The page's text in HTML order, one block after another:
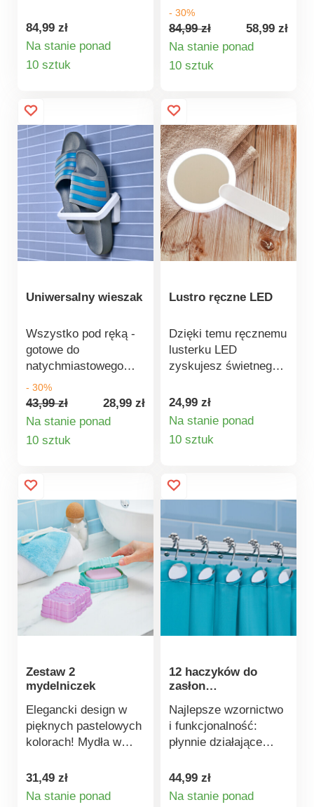
dozuje dokładnie taką
ilość mydła, jaka jest
potrzebna. Oszczędza
mydło, dba o higienę i
dzięki nowoczesnemu
designowi! Działa na 4
bateriach AAA 1,5 V
(brak w zestawie).
Sterowanie
bezdotykowe.
Oszczędność energii.
Java. Prosimy o
uwzględnienie, że ze
względów
produktów
perfum i suplementów
diety.
84,99 zł
Na stanie ponad
10 sztuk
wielkości i
realistyczny! Dzięki
długiemu ogonowi
trzyma rolki papieru
toaletowego.
dekoracyjna - również
na ręczniki papierowe!
- 30%
84,99 zł
58,99 zł
Na stanie ponad
10 sztuk
Uniwersalny wieszak
Wszystko pod ręką -
gotowe do
natychmiastowego
użycia! Niezależnie od
tego, czy jest to
ręcznik kuchenny,
pasek czy kapcie, na
tym praktycznym,
można powiesić
niemal wszystko i
mieć to natychmiast
pod ręką.
- 30%
43,99 zł
28,99 zł
Na stanie ponad
10 sztuk
Lustro ręczne LED
Dzięki temu ręcznemu
lusterku LED
zyskujesz świetnego
pozwala uzyskać
dobry wygląd nawet
tam, gdzie nie ma zbyt
wiele światła. LED.
oszczędność miejsca.
W zestawie: 4 baterie
mAh, 3 V 144010 .
24,99 zł
Na stanie ponad
10 sztuk
Zestaw 2
mydelniczek
Elegancki design w
pięknych pastelowych
kolorach! Mydła w
odpływem pozostają
suche i nie miękną. Z
31,49 zł
Na stanie ponad
12 haczyków do
zasłon
Najlepsze wzornictwo
i funkcjonalność:
płynnie działające
prysznicowych z
kuleczkami w górnej
44,99 zł
Na stanie ponad